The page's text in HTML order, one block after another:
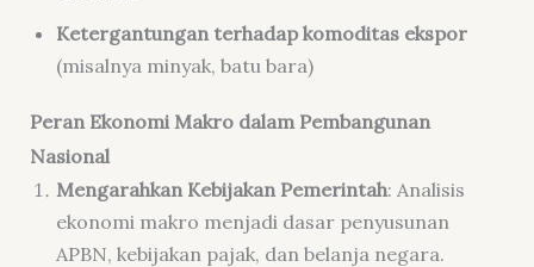
Ketergantungan terhadap komoditas ekspor
(misalnya minyak, batu bara)
Peran Ekonomi Makro dalam Pembangunan
Nasional
Mengarahkan Kebijakan Pemerintah: Analisis
ekonomi makro menjadi dasar penyusunan
APBN, kebijakan pajak, dan belanja negara.